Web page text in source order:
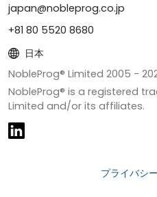
japan@nobleprog.co.jp
+81 80 5520 8680
日本
NobleProg® Limited 2005 -
NobleProg® is a registered
Limited and/or its affiliates.
プライバシ